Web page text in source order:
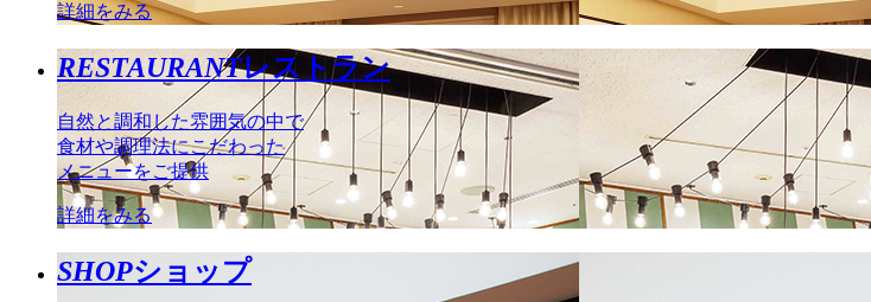
詳細をみる
RESTAURANTレストラン
自然と調和した雰囲気の中で
食材や調理法にこだわった
メニューをご提供
詳細をみる
SHOPショップ